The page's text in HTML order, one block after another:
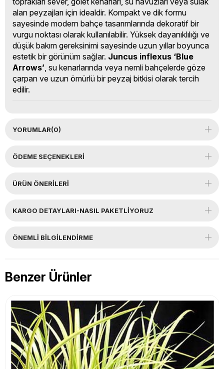
alan peyzajları için idealdir. Kompakt ve dik formu
sayesinde modern bahçe tasarımlarında dekoratif bir
vurgu noktası olarak kullanılabilir. Yüksek dayanıklılığı ve
düşük bakım gereksinimi sayesinde uzun yıllar boyunca
estetik bir görünüm sağlar. Juncus inflexus ‘Blue
Arrows’ , su kenarlarında veya nemli bahçelerde göze
çarpan ve uzun ömürlü bir peyzaj bitkisi olarak tercih
edilir.
YORUMLAR(0)
ÖDEME SEÇENEKLERI
ÜRÜN ÖNERILERI
KARGO DETAYLARI-NASIL PAKETLİYORUZ
ÖNEMLI BILGILENDIRME
Benzer Ürünler